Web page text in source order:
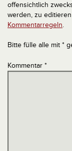
offensichtlich
werden, zu
Kommentarregeln.
Bitte fülle alle mit *
Kommentar *